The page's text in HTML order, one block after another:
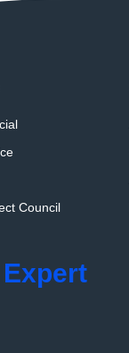
Council
Expert